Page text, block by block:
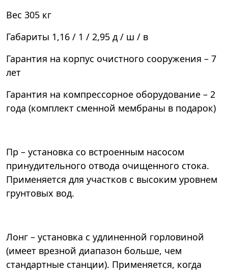
Вес 305 кг
Габариты 1,16 / 1 / 2,95 д / ш / в
Гарантия на корпус очистного сооружения – 7
лет
Гарантия на компрессорное оборудование – 2
года (комплект сменной мембраны в подарок)
Пр – установка со встроенным насосом
принудительного отвода очищенного стока.
Применяется для участков с высоким уровнем
грунтовых вод.
Лонг – установка с удлиненной горловиной
(имеет врезной диапазон больше, чем
стандартные станции). Применяется, когда